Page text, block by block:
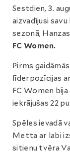
Sestdien, 3.
aizvadījusi
sezonā,
FC Women.
Pirms
līderpozīcijas
FC Women
iekrājušas 22
Spēles ievadā
Metta ar labi
sitienu tvēra